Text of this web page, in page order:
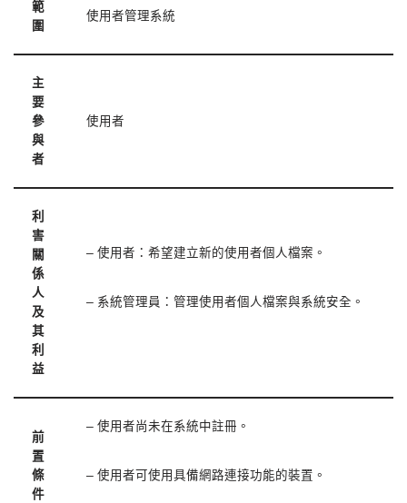
範
圍
使用者管理系統
主
要
參
與
者
使用者
利
害
關
係
人
及
其
利
益
– 使用者：希望建立新的使用者個人檔案。
– 系統管理員：管理使用者個人檔案與系統安全。
前
置
條
件
– 使用者尚未在系統中註冊。
– 使用者可使用具備網路連接功能的裝置。